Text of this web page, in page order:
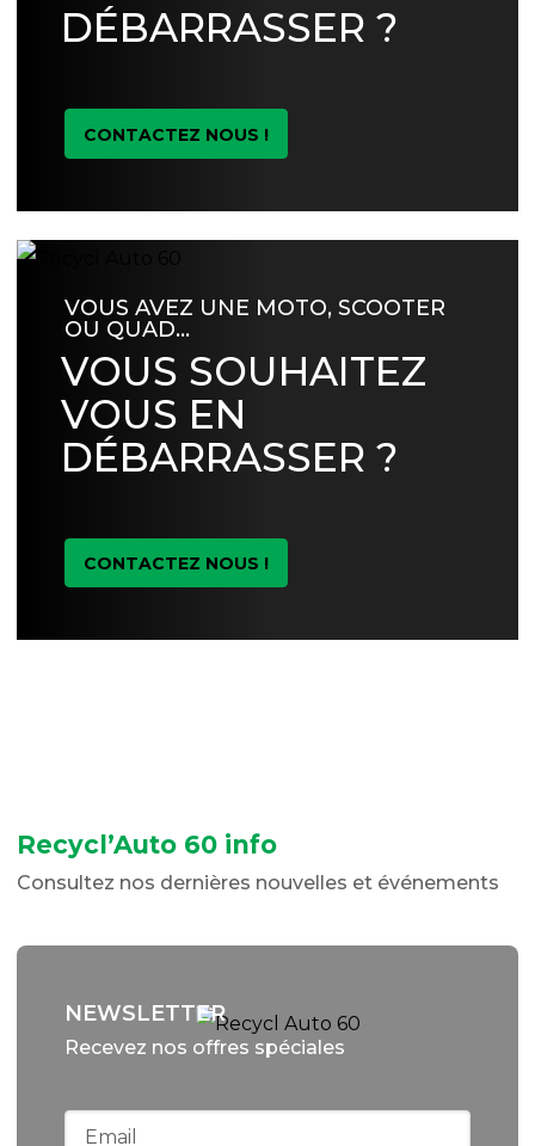
DÉBARRASSER ?
CONTACTEZ NOUS !
VOUS AVEZ UNE MOTO, SCOOTER
OU QUAD…
VOUS SOUHAITEZ
VOUS EN
DÉBARRASSER ?
CONTACTEZ NOUS !
Recycl’Auto 60 info
Consultez nos dernières nouvelles et événements
NEWSLETTER
Recevez nos offres spéciales